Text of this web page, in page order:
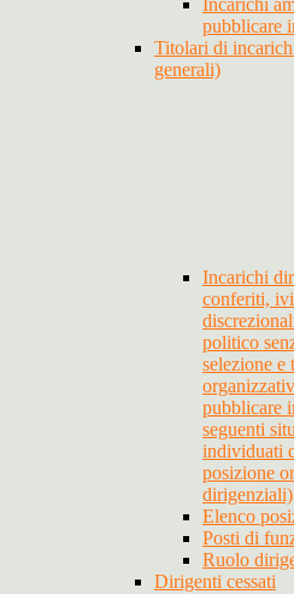
Incarichi
pubblicare
Titolari di
generali)
Incarichi
conferiti,
politico
selezione
pubblicare
seguenti
individuati
posizione
dirigenziali)
Elenco
Posti di
Ruolo
Dirigenti cessati